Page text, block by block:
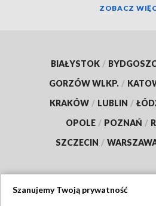
ZOBACZ
BIAŁYSTOK /
GORZÓW WLKP. /
KRAKÓW / LUBLIN /
OPOLE / POZNAŃ /
SZCZECIN /
Szanujemy Twoją prywatność